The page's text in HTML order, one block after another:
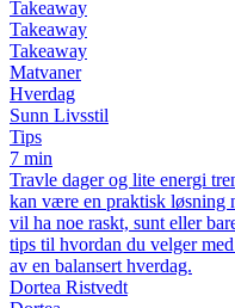
Takeaway
Takeaway
Takeaway
Matvaner
Hverdag
Sunn Livsstil
Tips
7 min
Travle dager og lite energi
kan være en praktisk løsning
vil ha noe raskt, sunt eller
tips til hvordan du velger
av en balansert hverdag.
Dortea Ristvedt